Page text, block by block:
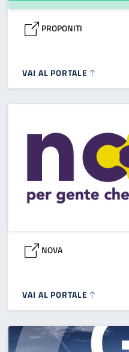
PROPONITI
VAI AL PORTALE
NOVA
VAI AL PORTALE